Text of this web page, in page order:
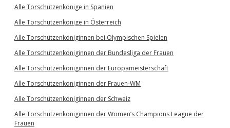
Alle Torschützenkönige in Spanien
Alle Torschützenkönige in Österreich
Alle Torschützenköniginnen bei Olympischen Spielen
Alle Torschützenköniginnen der Bundesliga der Frauen
Alle Torschützenköniginnen der Europameisterschaft
Alle Torschützenköniginnen der Frauen-WM
Alle Torschützenköniginnen der Schweiz
Alle Torschützenköniginnen der Women’s Champions League der
Frauen